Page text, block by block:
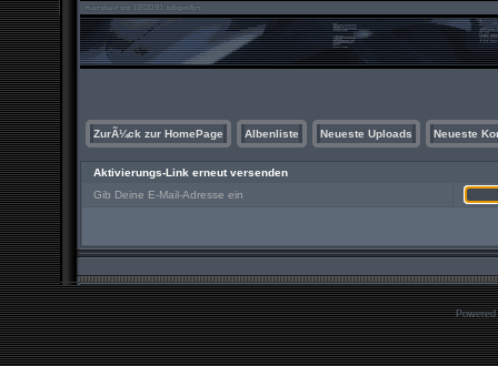
ZurÃ¼ck zur HomePage Albenliste Neueste Uploads Neueste
Aktivierungs-Link erneut versenden
Gib Deine E-Mail-Adresse ein